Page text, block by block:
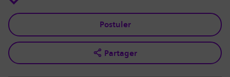
Postuler
Partager